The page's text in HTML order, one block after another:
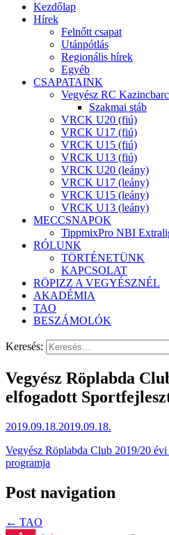
Kezdőlap
Hírek
Felnőtt csapat
Utánpótlás
Regionális hírek
Egyéb
CSAPATAINK
Vegyész RC
Szakmai stáb
VRCK U20 (fiú)
VRCK U17 (fiú)
VRCK U15 (fiú)
VRCK U13 (fiú)
VRCK U20 (leány)
VRCK U17 (leány)
VRCK U15 (leány)
VRCK U13 (leány)
MECCSNAPOK
TippmixPro NBI
RÓLUNK
TÖRTÉNETÜNK
KAPCSOLAT
RÖPIZZ A VEGYÉSZNÉL
AKADÉMIA
TAO
BESZÁMOLÓK
Keresés:
Vegyész Röplabda
elfogadott
2019.09.18.2019.09.18.
Vegyész Röplabda Club 2019/20
programja
Post navigation
← TAO